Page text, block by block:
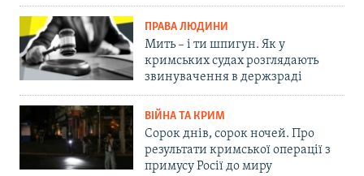
ПРАВА ЛЮДИНИ
Мить – і ти шпигун. Як у
кримських судах розглядають
звинувачення в держзраді
ВІЙНА ТА КРИМ
Сорок днів, сорок ночей. Про
результати кримської операції з
примусу Росії до миру